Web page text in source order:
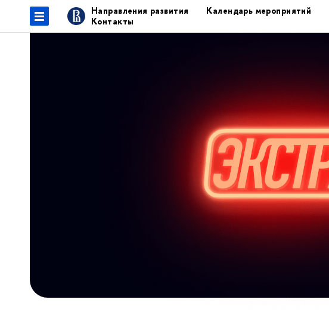
Направления развития Календарь мероприятий
Контакты